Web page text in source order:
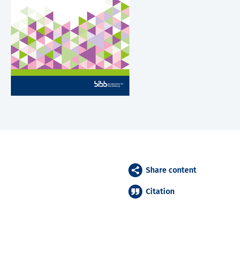
Share content
Citation